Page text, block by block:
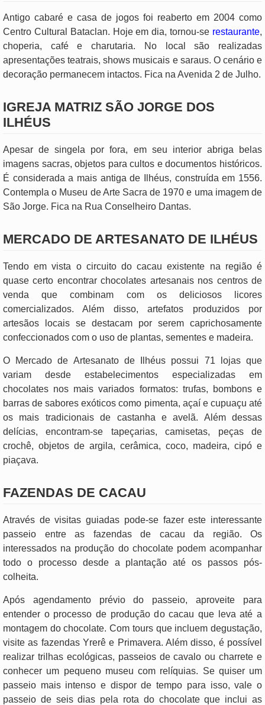
Antigo cabaré e casa de jogos foi reaberto em 2004 como
Centro Cultural Bataclan. Hoje em dia, tornou-se restaurante,
choperia, café e charutaria. No local são realizadas
apresentações teatrais, shows musicais e saraus. O cenário e
decoração permanecem intactos. Fica na Avenida 2 de Julho.
IGREJA MATRIZ SÃO JORGE DOS
ILHÉUS
Apesar de singela por fora, em seu interior abriga belas
imagens sacras, objetos para cultos e documentos históricos.
É considerada a mais antiga de Ilhéus, construída em 1556.
Contempla o Museu de Arte Sacra de 1970 e uma imagem de
São Jorge. Fica na Rua Conselheiro Dantas.
MERCADO DE ARTESANATO DE ILHÉUS
Tendo em vista o circuito do cacau existente na região é
quase certo encontrar chocolates artesanais nos centros de
venda que combinam com os deliciosos licores
comercializados. Além disso, artefatos produzidos por
artesãos locais se destacam por serem caprichosamente
confeccionados com o uso de plantas, sementes e madeira.
O Mercado de Artesanato de Ilhéus possui 71 lojas que
variam desde estabelecimentos especializadas em
chocolates nos mais variados formatos: trufas, bombons e
barras de sabores exóticos como pimenta, açaí e cupuaçu até
os mais tradicionais de castanha e avelã. Além dessas
delícias, encontram-se tapeçarias, camisetas, peças de
crochê, objetos de argila, cerâmica, coco, madeira, cipó e
piaçava.
FAZENDAS DE CACAU
Através de visitas guiadas pode-se fazer este interessante
passeio entre as fazendas de cacau da região. Os
interessados na produção do chocolate podem acompanhar
todo o processo desde a plantação até os passos pós-
colheita.
Após agendamento prévio do passeio, aproveite para
entender o processo de produção do cacau que leva até a
montagem do chocolate. Com tours que incluem degustação,
visite as fazendas Yrerê e Primavera. Além disso, é possível
realizar trilhas ecológicas, passeios de cavalo ou charrete e
conhecer um pequeno museu com relíquias. Se quiser um
passeio mais intenso e dispor de tempo para isso, vale o
passeio de seis dias pela rota do chocolate que inclui as